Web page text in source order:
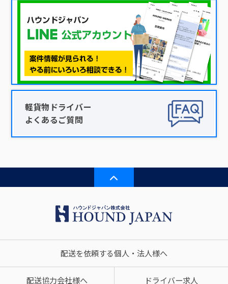
軽貨物ドライバー
よくあるご質問
配送を依頼する個人・法人様へ
配送協力会社様へ ドライバー求人